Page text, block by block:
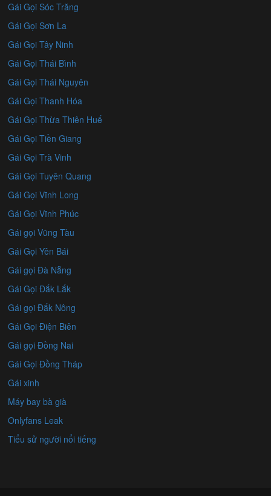
Gái Gọi Sóc Trăng
Gái Gọi Sơn La
Gái Gọi Tây Ninh
Gái Gọi Thái Bình
Gái Gọi Thái Nguyên
Gái Gọi Thanh Hóa
Gái Gọi Thừa Thiên Huế
Gái Gọi Tiền Giang
Gái Gọi Trà Vinh
Gái Gọi Tuyên Quang
Gái Gọi Vĩnh Long
Gái Gọi Vĩnh Phúc
Gái gọi Vũng Tàu
Gái Gọi Yên Bái
Gái gọi Đà Nẵng
Gái Gọi Đắk Lắk
Gái gọi Đắk Nông
Gái Gọi Điện Biên
Gái gọi Đồng Nai
Gái Gọi Đồng Tháp
Gái xinh
Máy bay bà già
Onlyfans Leak
Tiểu sử người nổi tiếng